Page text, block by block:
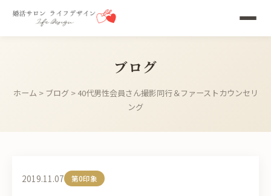
ブログ
ホーム > ブログ> 40代男性会員さん撮影同行＆ファーストカウンセリ
ング
2019.11.07 第0印象